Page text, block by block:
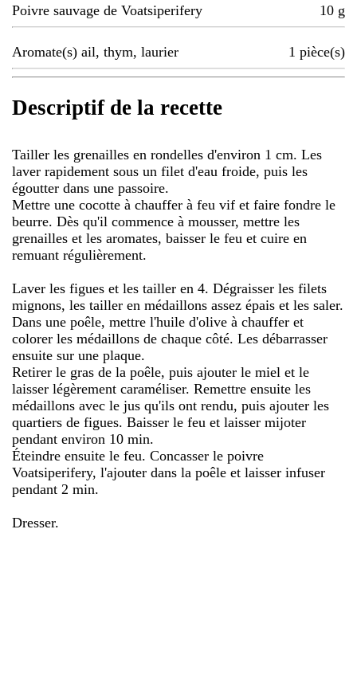
Poivre sauvage de Voatsiperifery 10 g
Aromate(s) ail, thym, laurier 1 pièce(s)
Descriptif de la recette
Tailler les grenailles en rondelles d'environ 1 cm. Les
laver rapidement sous un filet d'eau froide, puis les
égoutter dans une passoire.
Mettre une cocotte à chauffer à feu vif et faire fondre le
beurre. Dès qu'il commence à mousser, mettre les
grenailles et les aromates, baisser le feu et cuire en
remuant régulièrement.
Laver les figues et les tailler en 4. Dégraisser les filets
mignons, les tailler en médaillons assez épais et les saler.
Dans une poêle, mettre l'huile d'olive à chauffer et
colorer les médaillons de chaque côté. Les débarrasser
ensuite sur une plaque.
Retirer le gras de la poêle, puis ajouter le miel et le
laisser légèrement caraméliser. Remettre ensuite les
médaillons avec le jus qu'ils ont rendu, puis ajouter les
quartiers de figues. Baisser le feu et laisser mijoter
pendant environ 10 min.
Éteindre ensuite le feu. Concasser le poivre
Voatsiperifery, l'ajouter dans la poêle et laisser infuser
pendant 2 min.
Dresser.